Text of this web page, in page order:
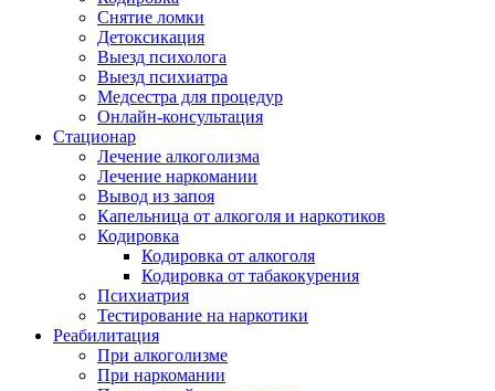
Снятие ломки
Детоксикация
Выезд психолога
Выезд психиатра
Медсестра для процедур
Онлайн-консультация
Стационар
Лечение алкоголизма
Лечение наркомании
Вывод из запоя
Капельница от алкоголя и наркотиков
Кодировка
Кодировка от алкоголя
Кодировка от табакокурения
Психиатрия
Тестирование на наркотики
Реабилитация
При алкоголизме
При наркомании